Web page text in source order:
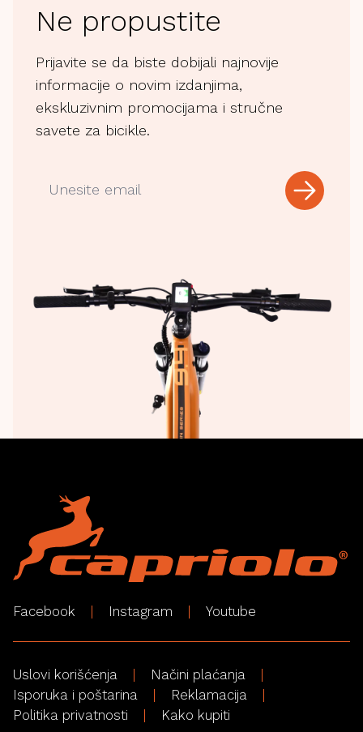
Ne propustite
Prijavite se da biste dobijali najnovije
informacije o novim izdanjima,
ekskluzivnim promocijama i stručne
savete za bicikle.
Facebook Instagram Youtube
Uslovi korišćenja
Načini plaćanja
Isporuka i poštarina
Reklamacija
Politika privatnosti
Kako kupiti